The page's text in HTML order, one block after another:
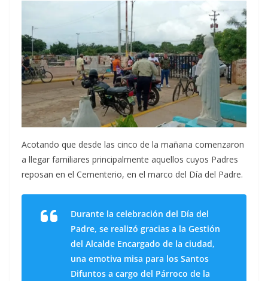
Acotando que desde las cinco de la mañana comenzaron
a llegar familiares principalmente aquellos cuyos Padres
reposan en el Cementerio, en el marco del Día del Padre.
Durante la celebración del Día del
Padre, se realizó gracias a la Gestión
del Alcalde Encargado de la ciudad,
una emotiva misa para los Santos
Difuntos a cargo del Párroco de la